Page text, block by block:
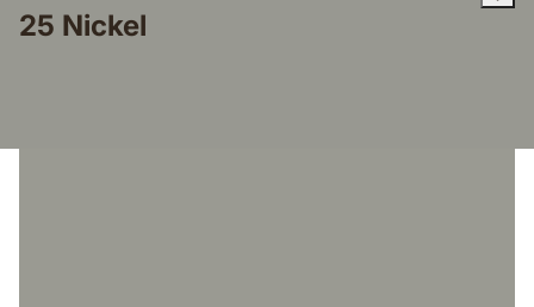
25 Nickel